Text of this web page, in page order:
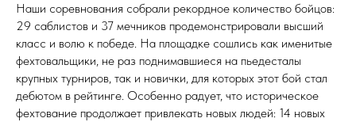
Наши соревнования собрали рекордное количество бойцов:
29 саблистов и 37 мечников продемонстрировали высший
класс и волю к победе. На площадке сошлись как именитые
фехтовальщики, не раз поднимавшиеся на пьедесталы
крупных турниров, так и новички, для которых этот бой стал
дебютом в рейтинге. Особенно радует, что историческое
фехтование продолжает привлекать новых людей: 14 новых